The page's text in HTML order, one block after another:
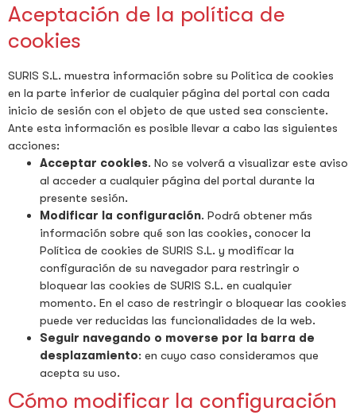
Aceptación de la política de
cookies
SURIS S.L. muestra información sobre su Política de cookies
en la parte inferior de cualquier página del portal con cada
inicio de sesión con el objeto de que usted sea consciente.
Ante esta información es posible llevar a cabo las siguientes
acciones:
Acceptar cookies. No se volverá a visualizar este aviso
al acceder a cualquier página del portal durante la
presente sesión.
Modificar la configuración. Podrá obtener más
información sobre qué son las cookies, conocer la
Política de cookies de SURIS S.L. y modificar la
configuración de su navegador para restringir o
bloquear las cookies de SURIS S.L. en cualquier
momento. En el caso de restringir o bloquear las cookies
puede ver reducidas las funcionalidades de la web.
Seguir navegando o moverse por la barra de
desplazamiento: en cuyo caso consideramos que
acepta su uso.
Cómo modificar la configuración